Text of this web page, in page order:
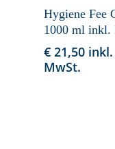
Hygiene Fee
1000 ml inkl.
€ 21,50 inkl.
MwSt.